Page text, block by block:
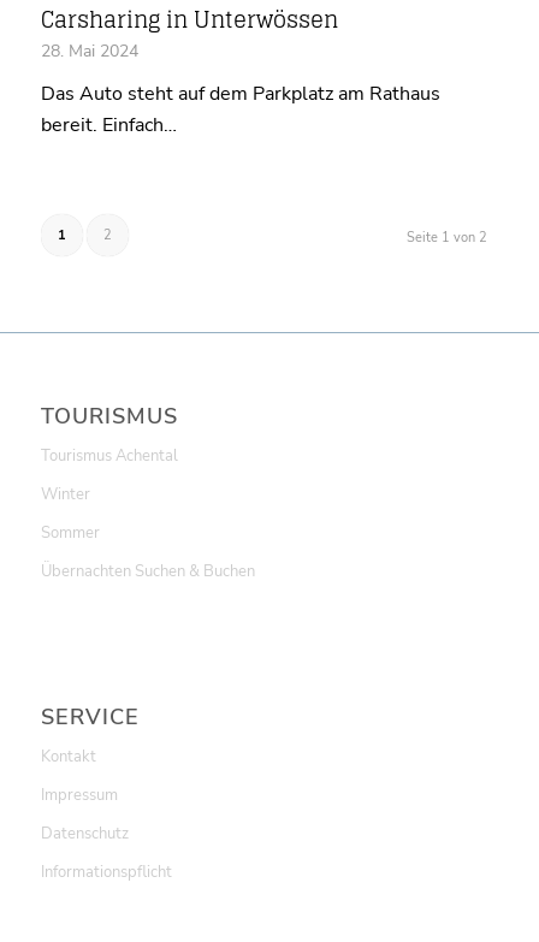
Carsharing in Unterwössen
28. Mai 2024
Das Auto steht auf dem Parkplatz am Rathaus
bereit. Einfach…
Seite 1 von 2
1 2
TOURISMUS
Tourismus Achental
Winter
Sommer
Übernachten Suchen & Buchen
SERVICE
Kontakt
Impressum
Datenschutz
Informationspflicht